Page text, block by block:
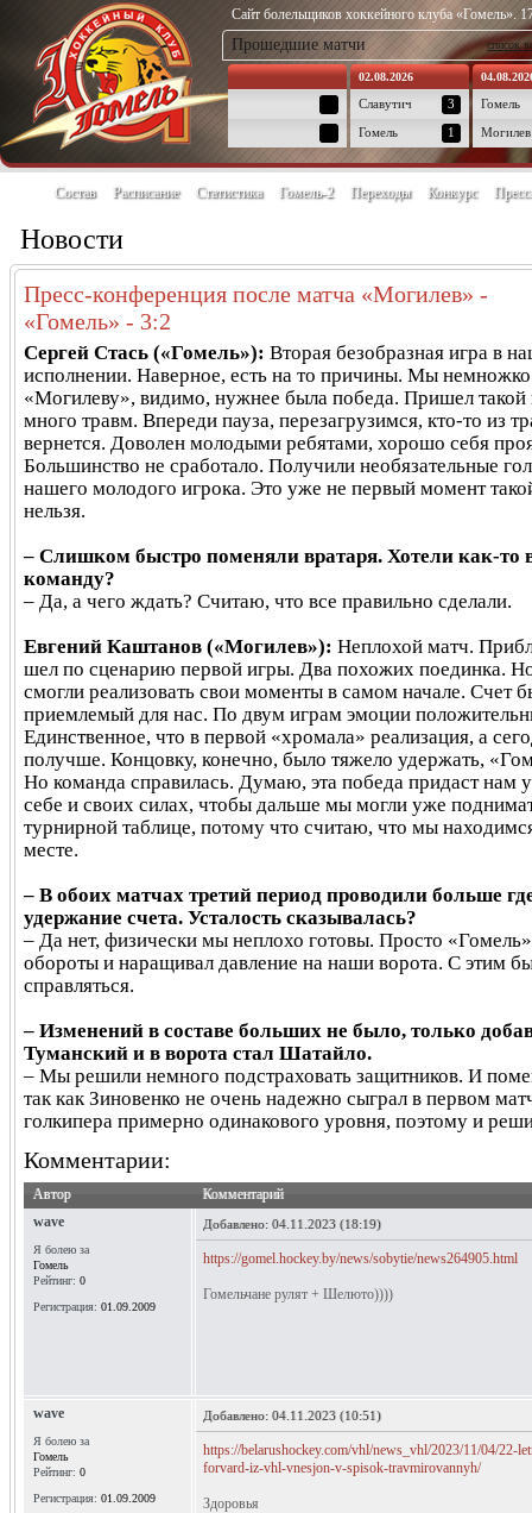
Сайт болельщиков хоккейного клуба «Гомель».
Прошедшие матчи список
02.08.2026
Славутич
3
Гомель
1
Гомель
Могилев
Состав Расписание Статистика Гомель-2 Переходы Конкурс
Новости
Пресс-конференция после матча «Могилев» -
«Гомель» - 3:2
Сергей Стась («Гомель»): Вторая безобразная игра в
исполнении. Наверное, есть на то причины. Мы
«Могилеву», видимо, нужнее была победа. Пришел такой
много травм. Впереди пауза, перезагрузимся, кто-то из
вернется. Доволен молодыми ребятами, хорошо себя
Большинство не сработало. Получили необязательные
нашего молодого игрока. Это уже не первый момент
нельзя.
– Слишком быстро поменяли вратаря. Хотели как-то
команду?
– Да, а чего ждать? Считаю, что все правильно сделали.
Евгений Каштанов («Могилев»): Неплохой матч.
шел по сценарию первой игры. Два похожих поединка.
смогли реализовать свои моменты в самом начале. Счет
приемлемый для нас. По двум играм эмоции
Единственное, что в первой «хромала» реализация, а
получше. Концовку, конечно, было тяжело удержать,
Но команда справилась. Думаю, эта победа придаст нам
себе и своих силах, чтобы дальше мы могли уже
турнирной таблице, потому что считаю, что мы
месте.
– В обоих матчах третий период проводили больше
удержание счета. Усталость сказывалась?
– Да нет, физически мы неплохо готовы. Просто
обороты и наращивал давление на наши ворота. С этим
справляться.
– Изменений в составе больших не было, только
Туманский и в ворота стал Шатайло.
– Мы решили немного подстраховать защитников. И
так как Зиновенко не очень надежно сыграл в первом
голкипера примерно одинакового уровня, поэтому и
Комментарии:
Автор
Комментарий
wave
Я болею за
Гомель
Рейтинг: 0
Регистрация: 01.09.2009
Добавлено: 04.11.2023 (18:19)
https://gomel.hockey.by/news/sobytie/news264905.html
Гомельчане рулят + Шелюто))))
wave
Я болею за
Гомель
Рейтинг: 0
Регистрация: 01.09.2009
Добавлено: 04.11.2023 (10:51)
https://belarushockey.com/vhl/news_vhl/2023/11/04/22-
forvard-iz-vhl-vnesjon-v-spisok-travmirovannyh/
Здоровья